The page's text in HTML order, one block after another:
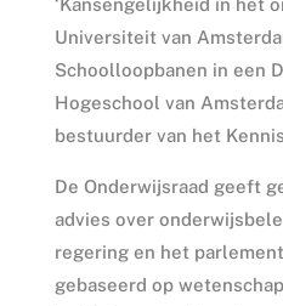
‘Kansengelijkheid in het
Universiteit van
Schoolloopbanen in een
Hogeschool van
bestuurder van het
De Onderwijsraad geeft
advies over
regering en het
gebaseerd op